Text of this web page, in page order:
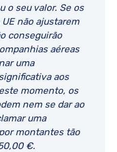
o seu valor. Se os
não ajustarem
conseguirão
aéreas
uma
aos
momento, os
nem se dar ao
uma
montantes tão
€.